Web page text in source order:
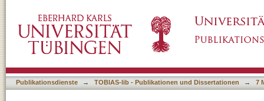
High-Resolution- (HR) und HR-MAS-
Publikationsdienste → TOBIAS-lib - Publikationen und Dissertationen → 7